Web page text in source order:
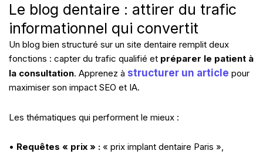
Le blog dentaire : attirer du trafic
informationnel qui convertit
Un blog bien structuré sur un site dentaire remplit deux
fonctions : capter du trafic qualifié et préparer le patient à
la consultation. Apprenez à structurer un article pour
maximiser son impact SEO et IA.
Les thématiques qui performent le mieux :
• Requêtes « prix » : « prix implant dentaire Paris »,